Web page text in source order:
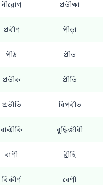
নীরোগ প্রতীক্ষা
প্রবীণ পীড়া
পীঠ প্রীত
প্রতীক প্রীতি
প্রতীতি বিপরীত
বাল্মীকি বুদ্ধিজীবী
বাণী ব্রীহি
বিকীর্ণ বেণী